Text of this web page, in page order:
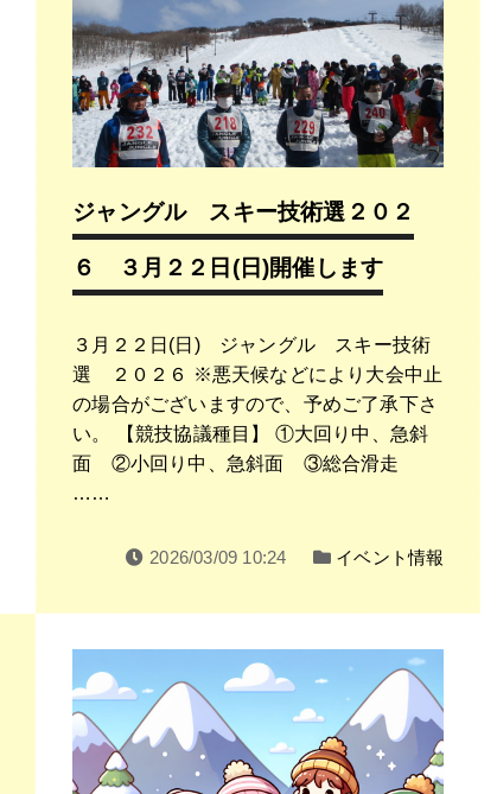
ジャングル スキー技術選２０２
６ ３月２２日(日)開催します
３月２２日(日) ジャングル スキー技術
選 ２０２６ ※悪天候などにより大会中止
の場合がございますので、予めご了承下さ
い。 【競技協議種目】 ①大回り中、急斜
面 ②小回り中、急斜面 ③総合滑走
……
2026/03/09 10:24 イベント情報